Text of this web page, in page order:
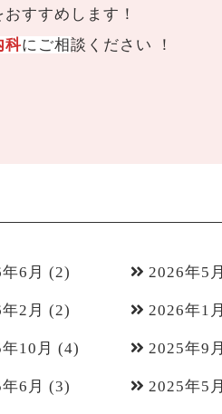
おすすめします！
科にご相談ください ！
6月 (2) 2026年5月
2月 (2) 2026年1月
10月 (4) 2025年9月
6月 (3) 2025年5月